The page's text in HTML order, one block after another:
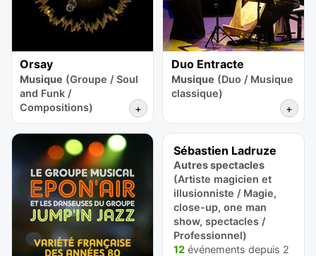
Orsay
Musique (Groupe / Soul
and Funk /
Compositions)
+
Duo Entracte
Musique (Duo / Musique
classique)
+
Sébastien Ladruze
Autres spectacles
(Artiste magicien et
illusionniste / Magie,
close-up, one man
show, spectacles /
Professionnel)
12événements depuis 2